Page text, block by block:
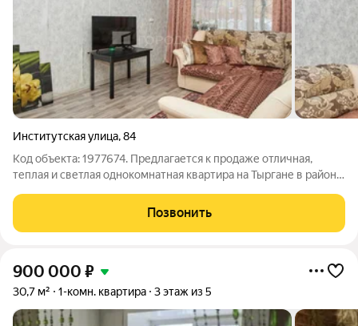
Институтская улица,84
Код объекта: 1977674. Предлагается к продаже отличная,
теплая и светлая однокомнатная квартира на Тыргане в районе
косметический ремонт, окна пластиковые, на полу линолеум,
ванная комната обшита
Позвонить
900 000 ₽
30,7 м² 1-комн. квартира 3 этаж из 5